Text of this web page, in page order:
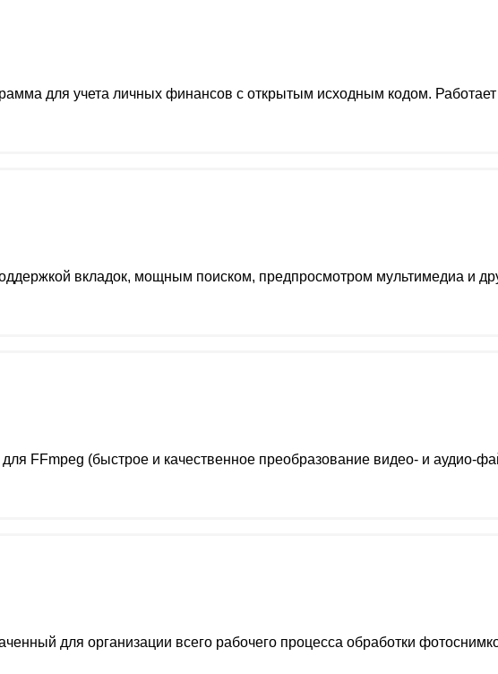
для учета личных финансов с открытым исходным кодом.
вкладок, мощным поиском, предпросмотром мультимедиа и
FFmpeg (быстрое и качественное преобразование видео- и аудио-
для организации всего рабочего процесса обработки